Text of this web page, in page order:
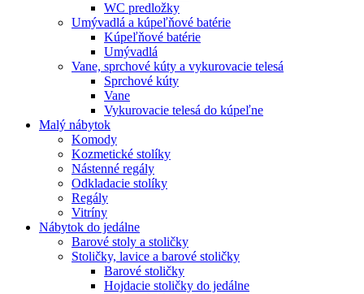
WC predložky
Umývadlá a kúpeľňové batérie
Kúpeľňové batérie
Umývadlá
Vane, sprchové kúty a vykurovacie telesá
Sprchové kúty
Vane
Vykurovacie telesá do kúpeľne
Malý nábytok
Komody
Kozmetické stolíky
Nástenné regály
Odkladacie stolíky
Regály
Vitríny
Nábytok do jedálne
Barové stoly a stoličky
Stoličky, lavice a barové stoličky
Barové stoličky
Hojdacie stoličky do jedálne